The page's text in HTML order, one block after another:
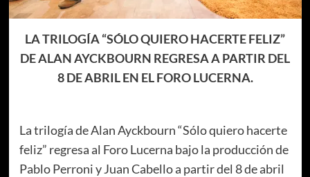
LA TRILOGÍA “SÓLO QUIERO HACERTE FELIZ”
DE ALAN AYCKBOURN REGRESA A PARTIR DEL
8 DE ABRIL EN EL FORO LUCERNA.
La trilogía de Alan Ayckbourn “Sólo quiero hacerte
feliz” regresa al Foro Lucerna bajo la producción de
Pablo Perroni y Juan Cabello a partir del 8 de abril